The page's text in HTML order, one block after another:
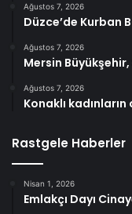
Ağustos 7, 2026
Düzce’de Kurban
Ağustos 7, 2026
Mersin
Ağustos 7, 2026
Konaklı
Rastgele Haberler
Nisan 1, 2026
Emlakçı Dayı